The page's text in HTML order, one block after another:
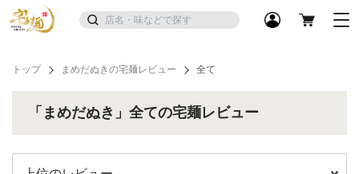
トップ まめだぬきの宅麺レビュー 全て
「まめだぬき」全ての宅麺レビュー